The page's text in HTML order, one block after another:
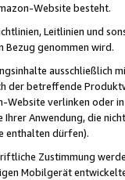
Website besteht.
Leitlinien und
Bezug genommen wird.
ausschließlich
der betreffende
Website verlinken oder
Anwendung, die
enthalten dürfen).
Zustimmung
Mobilgerät